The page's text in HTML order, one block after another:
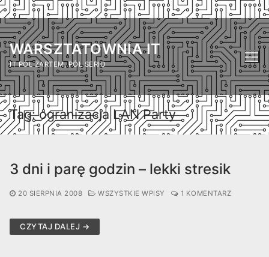
Przejdź
do
treści
WARSZTATOWNIA IT
IT PÓŁ ŻARTEM, PÓŁ SERIO
Tag:ogranizacja LAN Party
3 dni i parę godzin – lekki stresik
20 SIERPNIA 2008 WSZYSTKIE WPISY 1 KOMENTARZ
CZYTAJ DALEJ →